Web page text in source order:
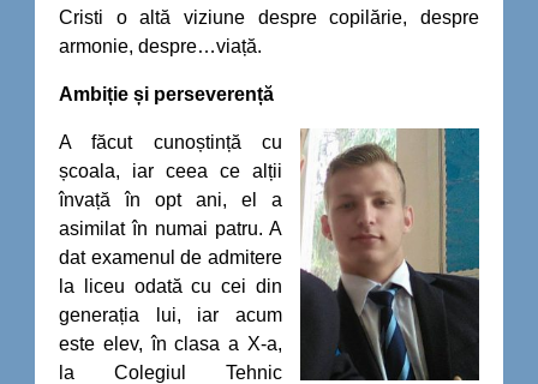
Cristi o altă viziune despre copilărie, despre
armonie, despre…viață.
Ambiție și perseverență
A făcut cunoștință cu
școala, iar ceea ce alții
învață în opt ani, el a
asimilat în numai patru. A
dat examenul de admitere
la liceu odată cu cei din
generația lui, iar acum
este elev, în clasa a X-a,
la Colegiul Tehnic